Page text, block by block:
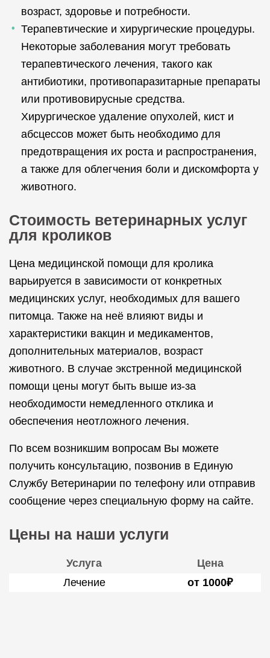
возраст, здоровье и потребности.
Терапевтические и хирургические процедуры.
Некоторые заболевания могут требовать
терапевтического лечения, такого как
антибиотики, противопаразитарные препараты
или противовирусные средства.
Хирургическое удаление опухолей, кист и
абсцессов может быть необходимо для
предотвращения их роста и распространения,
а также для облегчения боли и дискомфорта у
животного.
Стоимость ветеринарных услуг
для кроликов
Цена медицинской помощи для кролика
варьируется в зависимости от конкретных
медицинских услуг, необходимых для вашего
питомца. Также на неё влияют виды и
характеристики вакцин и медикаментов,
дополнительных материалов, возраст
животного. В случае экстренной медицинской
помощи цены могут быть выше из-за
необходимости немедленного отклика и
обеспечения неотложного лечения.
По всем возникшим вопросам Вы можете
получить консультацию, позвонив в Единую
Службу Ветеринарии по телефону или отправив
сообщение через специальную форму на сайте.
Цены на наши услуги
Услуга
Цена
Лечение
от 1000₽